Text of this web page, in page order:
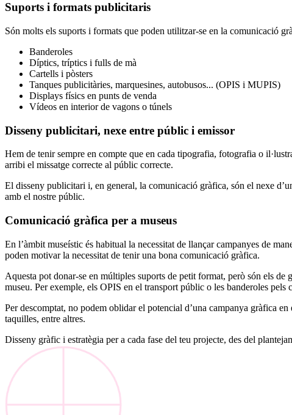
Suports i formats publicitaris
Són molts els suports i formats que poden utilitzar-se en la comunicació
Banderoles
Díptics, tríptics i fulls de mà
Cartells i pòsters
Tanques publicitàries, marquesines, autobusos... (OPIS i MUPIS)
Displays físics en punts de venda
Vídeos en interior de vagons o túnels
Disseny publicitari, nexe entre públic i emissor
Hem de tenir sempre en compte que en cada tipografia, fotografia o
arribi el missatge correcte al públic correcte.
El disseny publicitari i, en general, la comunicació gràfica, són el nexe
amb el nostre públic.
Comunicació gràfica per a museus
En l’àmbit museístic és habitual la necessitat de llançar campanyes de
poden motivar la necessitat de tenir una bona comunicació gràfica.
Aquesta pot donar-se en múltiples suports de petit format, però són els
museu. Per exemple, els OPIS en el transport públic o les banderoles
Per descomptat, no podem oblidar el potencial d’una campanya gràfica
taquilles, entre altres.
Disseny gràfic i estratègia per a cada fase del teu projecte, des del